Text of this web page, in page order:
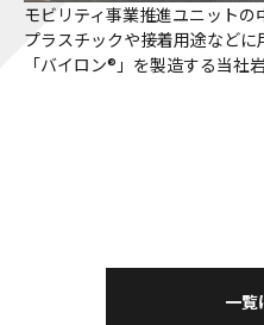
モビリティ事業推進ユニット
プラスチックや接着用途など
「バイロン®」を製造する当社
一覧